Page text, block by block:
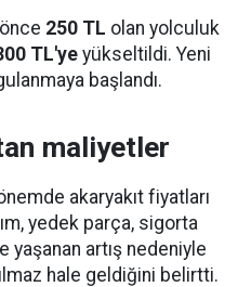
250 TL olan yolculuk
TL'ye yükseltildi. Yeni
başlandı.
maliyetler
akaryakıt fiyatları
yedek parça, sigorta
artış nedeniyle
hale geldiğini belirtti.